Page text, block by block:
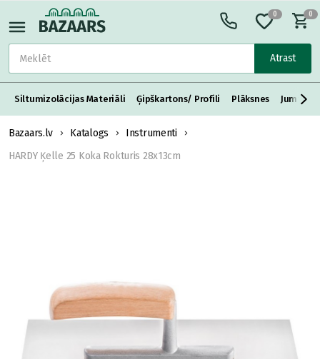
Atrast
0 0
Siltumizolācijas Materiāli Ģipškartons/ Profili Plāksnes Jumta
Bazaars.lv Katalogs
Instrumenti
HARDY Ķelle 25 Koka Rokturis 28x13cm